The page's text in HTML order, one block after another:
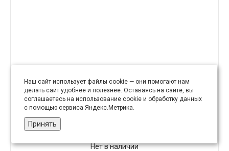
Тесьма вьюнчик* (уп. 25 м) шир. 5 мм серебро
Нет в наличии
Наш сайт использует файлы cookie — они помогают нам
делать сайт удобнее и полезнее. Оставаясь на сайте, вы
соглашаетесь на использование cookie и обработку данных
с помощью сервиса Яндекс.Метрика.
Принять